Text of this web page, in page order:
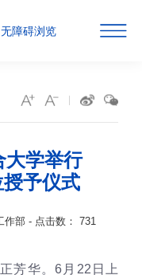
无障碍浏览
大学举行
予仪式
作部 - 点击数： 731
芳华。6月22日上